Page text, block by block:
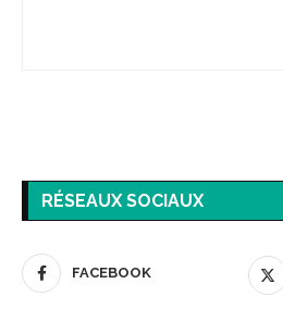
RÉSEAUX SOCIAUX
FACEBOOK